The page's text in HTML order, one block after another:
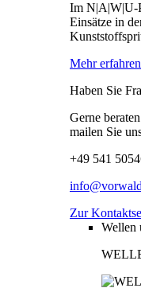
Im N|A|W|U-
Einsätze in
Mehr erfahren
Haben Sie
Gerne
mailen Sie
+49 541
Zur
Wellen